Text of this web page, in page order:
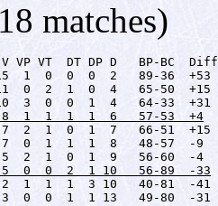
matches)
VP VT  DT DP D   BP-BC  Diff
1  0  0  0  2   89-36  +53
11  0  2  1  0  4   65-50  +15
1  1  1  1  6   57-53  +4
2  1  0  1  7   66-51  +15
0  1  1  1  8   48-57  -9
0  0  2  1 10   56-89  -33
2  1  1  1  3 10   40-81  -41
0  0  1  1 13   49-80  -31